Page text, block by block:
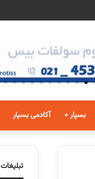
بسپار + آکادمی بسپار
تبلیغات